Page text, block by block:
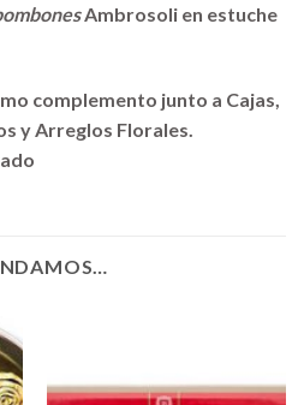
Ambrosoli en estuche
complemento junto a Cajas,
y Arreglos Florales.